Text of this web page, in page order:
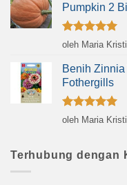
Pumpkin 2
Dinilai5
oleh Maria
Benih
Fothergills
Dinilai5
oleh Maria
Terhubung dengan